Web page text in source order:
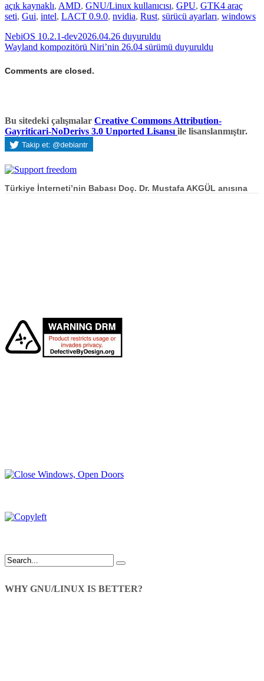
açık kaynaklı, AMD, GNU/Linux kullanıcısı, GPU, GTK4 araç
seti, Gui, intel, LACT 0.9.0, nvidia, Rust, sürücü ayarları, windows
NebiOS 10.2.1-dev2026.04.26 duyuruldu
Wayland kompozitörü Niri’nin 26.04 sürümü duyuruldu
Comments are closed.
Bu sitedeki çalışmalar Creative Commons Attribution-
Gayriticari-NoDerivs 3.0 Unported Lisansı ile lisanslanmıştır.
Türkiye İnterneti’nin Babası Doç. Dr. Mustafa AKGÜL anısına
WHY GNU/LINUX IS BETTER?